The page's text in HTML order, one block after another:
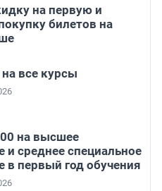
на первую и
билетов на
все курсы
на высшее
и среднее специальное
в первый год обучения